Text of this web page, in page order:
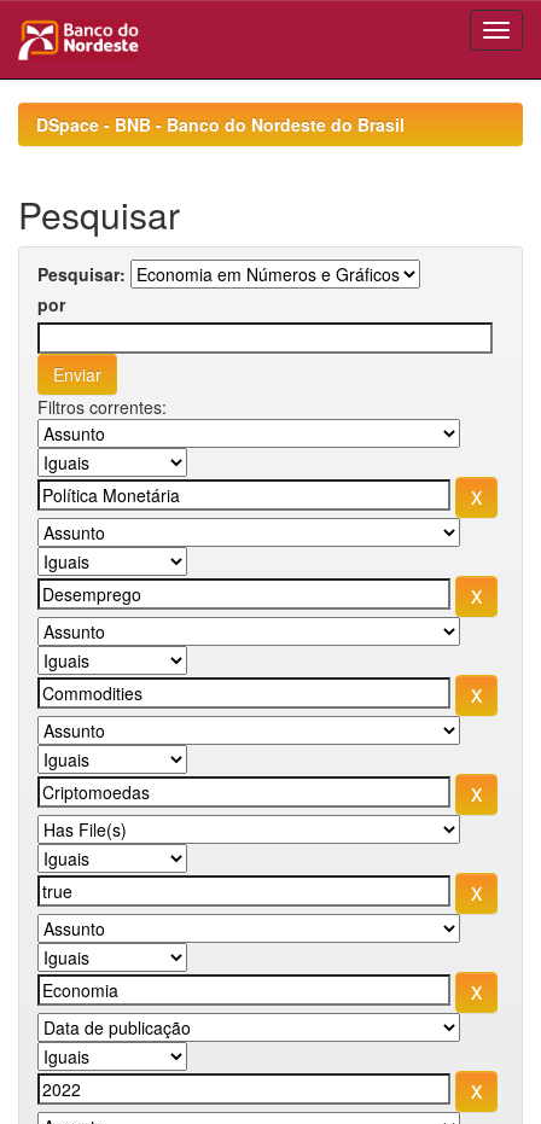
navigationDSpace - BNB - Banco do Nordeste do Brasil
Pesquisar
Pesquisar:
por
Filtros correntes: